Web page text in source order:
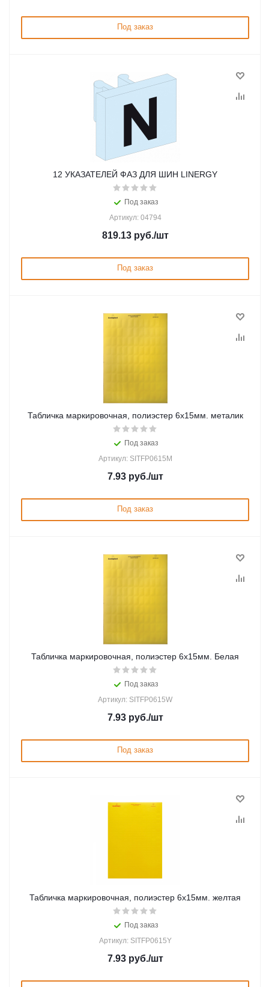
Под заказ
12 УКАЗАТЕЛЕЙ ФАЗ ДЛЯ ШИН LINERGY
Под заказ
Артикул: 04794
819.13руб./шт
Под заказ
Табличка маркировочная, полиэстер 6х15мм. металик
Под заказ
Артикул: SITFP0615M
7.93руб./шт
Под заказ
Табличка маркировочная, полиэстер 6х15мм. Белая
Под заказ
Артикул: SITFP0615W
7.93руб./шт
Под заказ
Табличка маркировочная, полиэстер 6х15мм. желтая
Под заказ
Артикул: SITFP0615Y
7.93руб./шт